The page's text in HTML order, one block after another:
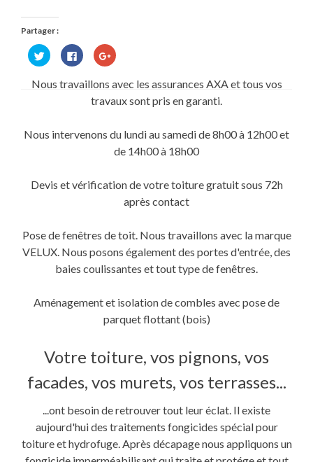
Partager :
Cliquez
pour
partager
Twitter(ouvre
Cliquez
pour
partager
sur
Facebook(ouvre
dans
une
Cliquez
pour
Google+
dans
fenêtre)
Nous travaillons avec les assurances AXA et tous vos
travaux sont pris en garanti.
Nous intervenons du lundi au samedi de 8h00 à 12h00 et
de 14h00 à 18h00
Devis et vérification de votre toiture gratuit sous 72h
après contact
Pose de fenêtres de toit. Nous travaillons avec la marque
VELUX. Nous posons également des portes d'entrée, des
baies coulissantes et tout type de fenêtres.
Aménagement et isolation de combles avec pose de
parquet flottant (bois)
Votre toiture, vos pignons, vos
facades, vos murets, vos terrasses...
...ont besoin de retrouver tout leur éclat. Il existe
aujourd'hui des traitements fongicides spécial pour
toiture et hydrofuge. Après décapage nous appliquons un